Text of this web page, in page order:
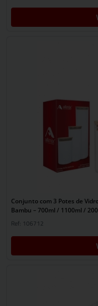
Conjunto com 3 Potes de
Bambu – 700ml / 1100ml /
Ref: 106712